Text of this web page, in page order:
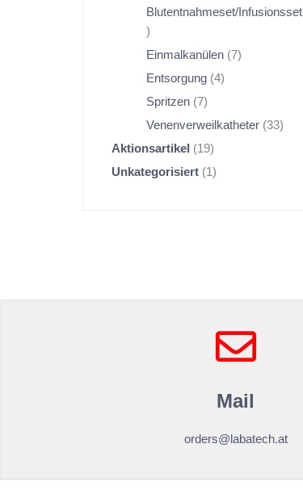
Blutentnahmeset/Infusionsset
Einmalkanülen 7
Entsorgung 4
Spritzen 7
Venenverweilkatheter 33
Aktionsartikel 19
Unkategorisiert 1
Mail
orders@labatech.at